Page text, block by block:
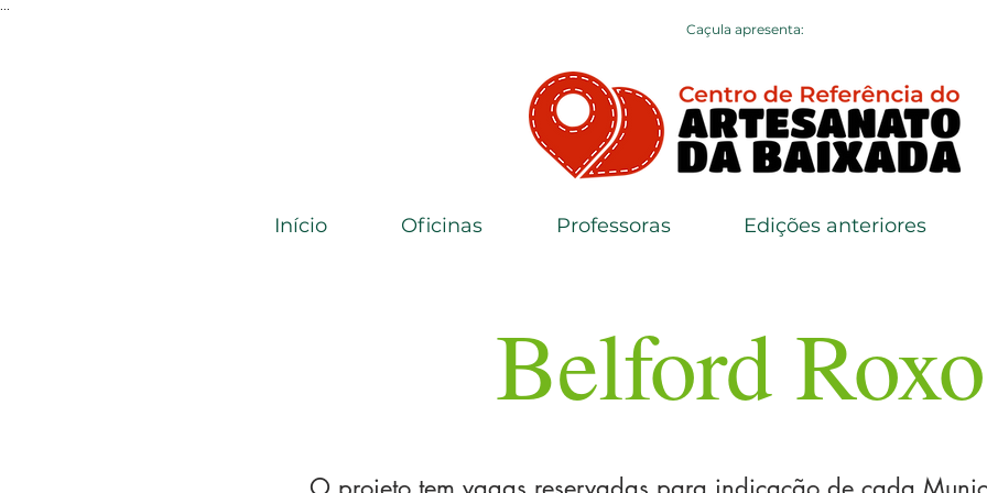
Caçula apresenta:
Início Oficinas Professoras Edições anteriores
Belford Roxo